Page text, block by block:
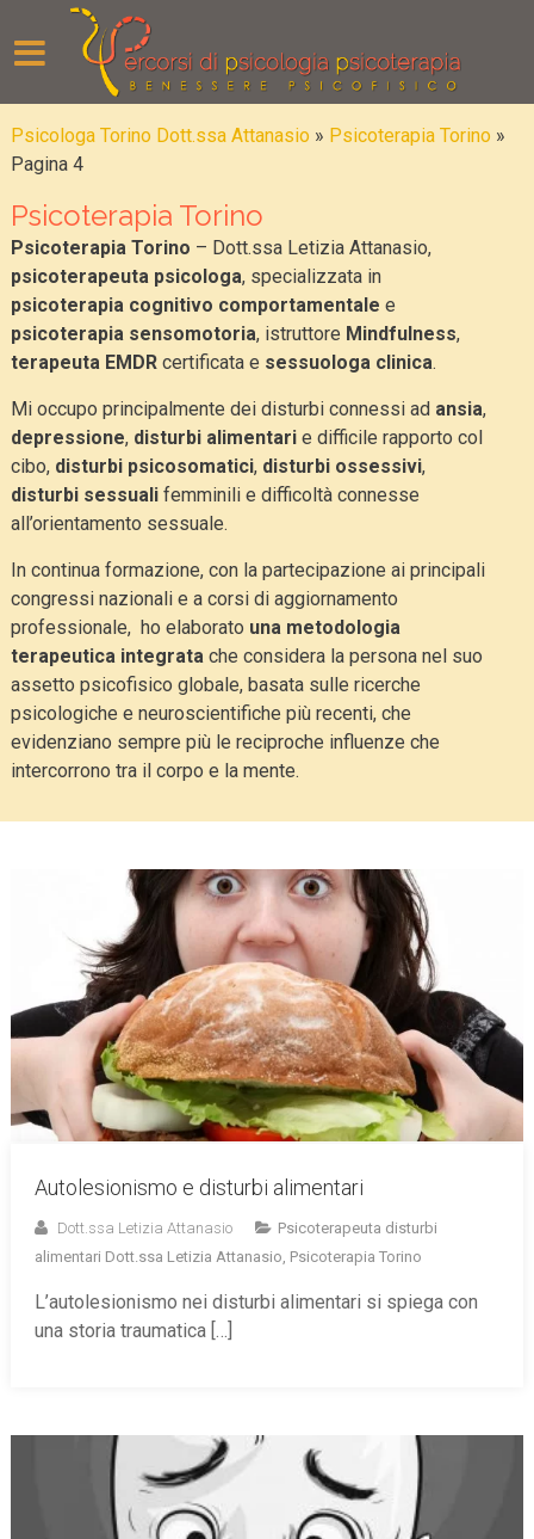
Psicologa Torino Dott.ssa Attanasio » Psicoterapia Torino »
Pagina 4
Psicoterapia Torino
Psicoterapia Torino – Dott.ssa Letizia Attanasio,
psicoterapeuta psicologa, specializzata in
psicoterapia cognitivo comportamentale e
psicoterapia sensomotoria, istruttore Mindfulness,
terapeuta EMDRcertificata e sessuologa clinica.
Mi occupo principalmente dei disturbi connessi ad ansia,
depressione, disturbi alimentarie difficile rapporto col
cibo, disturbi psicosomatici, disturbi ossessivi,
disturbi sessualifemminili e difficoltà connesse
all’orientamento sessuale.
In continua formazione, con la partecipazione ai principali
congressi nazionali e a corsi di aggiornamento
professionale, ho elaborato una metodologia
terapeutica integrata che considera la persona nel suo
assetto psicofisico globale, basata sulle ricerche
psicologiche e neuroscientifiche più recenti, che
evidenziano sempre più le reciproche influenze che
intercorrono tra il corpo e la mente.
Autolesionismo e disturbi alimentari
Dott.ssa Letizia Attanasio
Psicoterapeuta disturbi
alimentari Dott.ssa Letizia Attanasio, Psicoterapia Torino
L’autolesionismo nei disturbi alimentari si spiega con
una storia traumatica […]